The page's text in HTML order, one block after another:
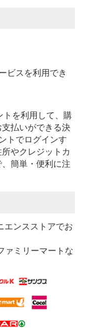
ビスを利用でき
トを利用して、購
払いができる決
トでログインす
やクレジットカ
簡単・便利に注
エンスストアでお
ァミリーマートな